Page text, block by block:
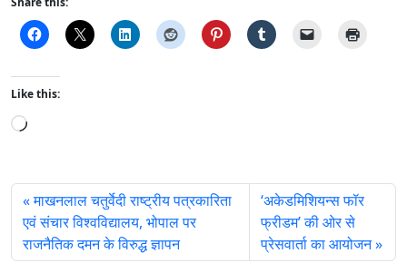
Like this:
L
d
i
n
g
माखनलाल चतुर्वेदी राष्ट्रीय पत्रकारिता
एवं संचार विश्वविद्यालय, भोपाल पर
राजनैतिक दमन के विरुद्ध ज्ञापन
‘अकेडमिशियन्स फॉर
फ्रीडम’ की ओर से
प्रेसवार्ता का आयोजन